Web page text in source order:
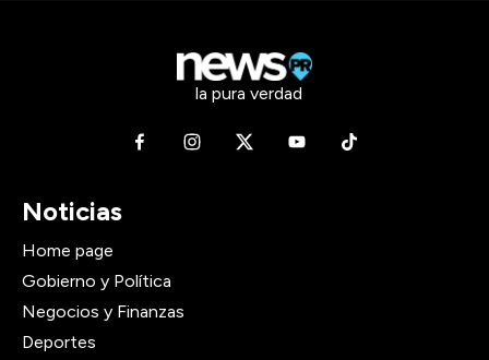
la pura verdad
Noticias
Home page
Gobierno y Política
Negocios y Finanzas
Deportes